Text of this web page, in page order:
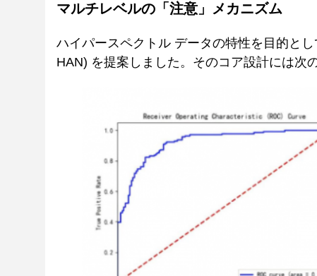
マルチレベルの「注意」メカニズム
ハイパースペクトル データの特性を目的と
HAN) を提案しました。そのコア設計には次